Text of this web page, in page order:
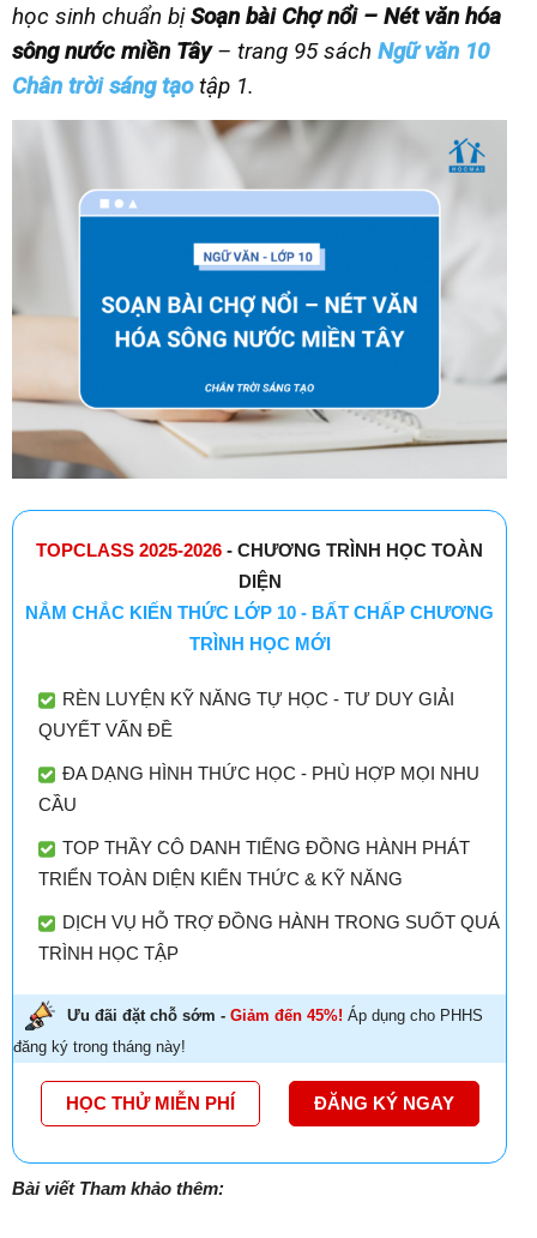
học sinh chuẩn bịSoạn bài Chợ nổi – Nét văn hóa
sông nước miền Tây– trang 95 sách Ngữ văn 10
Chân trời sáng tạotập 1.
TOPCLASS 2025-2026 - CHƯƠNG TRÌNH HỌC TOÀN
DIỆN
NẮM CHẮC KIẾN THỨC LỚP 10 - BẤT CHẤP CHƯƠNG
TRÌNH HỌC MỚI
RÈN LUYỆN KỸ NĂNG TỰ HỌC - TƯ DUY GIẢI
QUYẾT VẤN ĐỀ
ĐA DẠNG HÌNH THỨC HỌC - PHÙ HỢP MỌI NHU
CẦU
TOP THẦY CÔ DANH TIẾNG ĐỒNG HÀNH PHÁT
TRIỂN TOÀN DIỆN KIẾN THỨC & KỸ NĂNG
DỊCH VỤ HỖ TRỢ ĐỒNG HÀNH TRONG SUỐT QUÁ
TRÌNH HỌC TẬP
Ưu đãi đặt chỗ sớm - Giảm đến 45%! Áp dụng cho PHHS
đăng ký trong tháng này!
HỌC THỬ MIỄN PHÍ ĐĂNG KÝ NGAY
Bài viết Tham khảo thêm: